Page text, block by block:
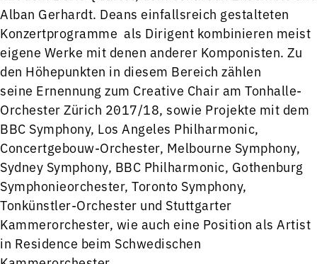
Alban Gerhardt. Deans einfallsreich gestalteten
Konzertprogramme als Dirigent kombinieren meist
eigene Werke mit denen anderer Komponisten. Zu
den Höhepunkten in diesem Bereich zählen
seine Ernennung zum Creative Chair am Tonhalle-
Orchester Zürich 2017/18, sowie Projekte mit dem
BBC Symphony, Los Angeles Philharmonic,
Concertgebouw-Orchester, Melbourne Symphony,
Sydney Symphony, BBC Philharmonic, Gothenburg
Symphonieorchester, Toronto Symphony,
Tonkünstler-Orchester und Stuttgarter
Kammerorchester, wie auch eine Position als Artist
in Residence beim Schwedischen